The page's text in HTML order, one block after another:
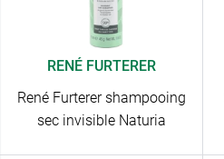
RENÉ FURTERER
René Furterer shampooing
sec invisible Naturia